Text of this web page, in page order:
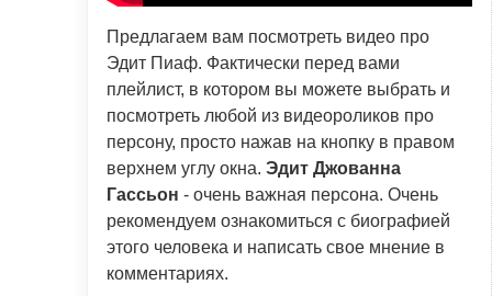
Предлагаем вам посмотреть видео про
Эдит Пиаф. Фактически перед вами
плейлист, в котором вы можете выбрать и
посмотреть любой из видеороликов про
персону, просто нажав на кнопку в правом
верхнем углу окна. Эдит Джованна
Гассьон - очень важная персона. Очень
рекомендуем ознакомиться с биографией
этого человека и написать свое мнение в
комментариях.